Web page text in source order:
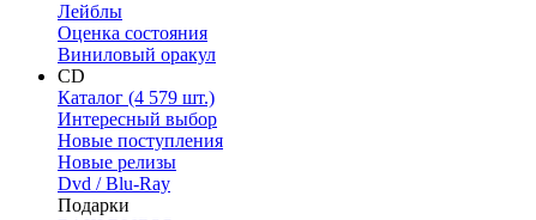
Лейблы
Оценка состояния
Виниловый оракул
CD
Каталог (4 579 шт.)
Интересный выбор
Новые поступления
Новые релизы
Dvd / Blu-Ray
Подарки